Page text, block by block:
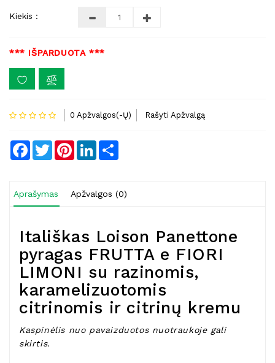
Kiekis :
*** IŠPARDUOTA ***
0 Apžvalgos(-Ų) Rašyti Apžvalgą
Facebook
TwitterPinterestLinkedIn
Aprašymas Apžvalgos (0)
Itališkas Loison Panettone
pyragas FRUTTA e FIORI
LIMONI su razinomis,
karamelizuotomis
citrinomis ir citrinų kremu
Kaspinėlis nuo pavaizduotos nuotraukoje gali
skirtis.